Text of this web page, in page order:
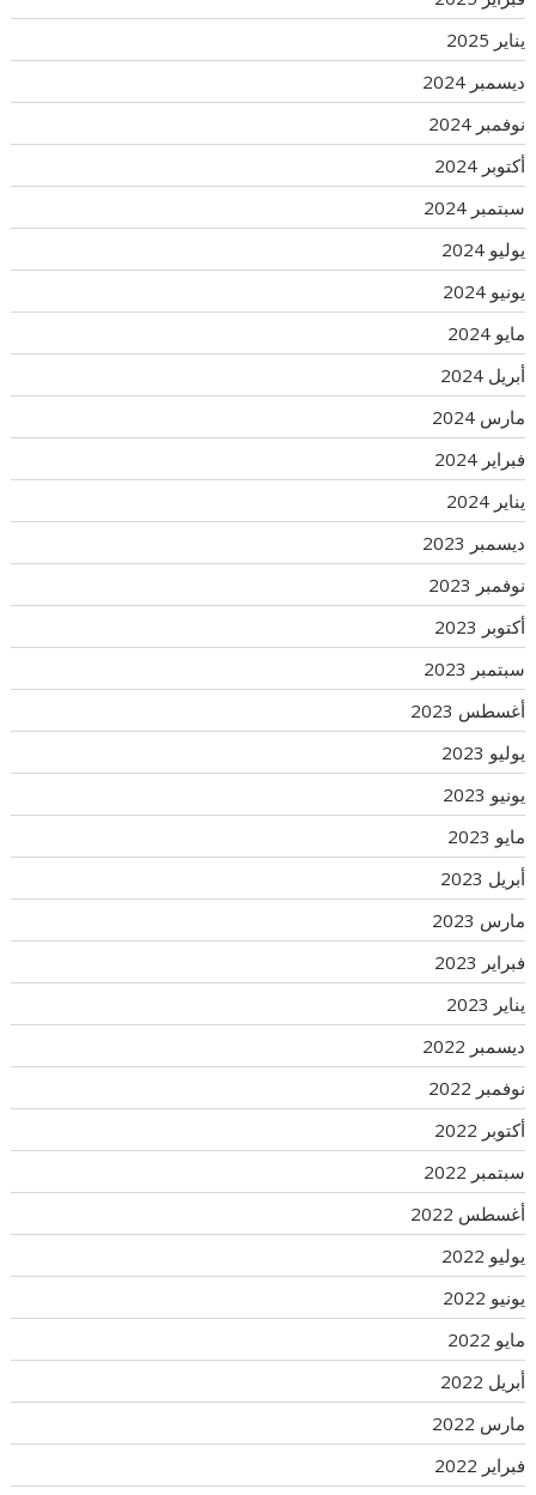
يناير 2025
ديسمبر 2024
نوفمبر 2024
أكتوبر 2024
سبتمبر 2024
يوليو 2024
يونيو 2024
مايو 2024
أبريل 2024
مارس 2024
فبراير 2024
يناير 2024
ديسمبر 2023
نوفمبر 2023
أكتوبر 2023
سبتمبر 2023
أغسطس 2023
يوليو 2023
يونيو 2023
مايو 2023
أبريل 2023
مارس 2023
فبراير 2023
يناير 2023
ديسمبر 2022
نوفمبر 2022
أكتوبر 2022
سبتمبر 2022
أغسطس 2022
يوليو 2022
يونيو 2022
مايو 2022
أبريل 2022
مارس 2022
فبراير 2022